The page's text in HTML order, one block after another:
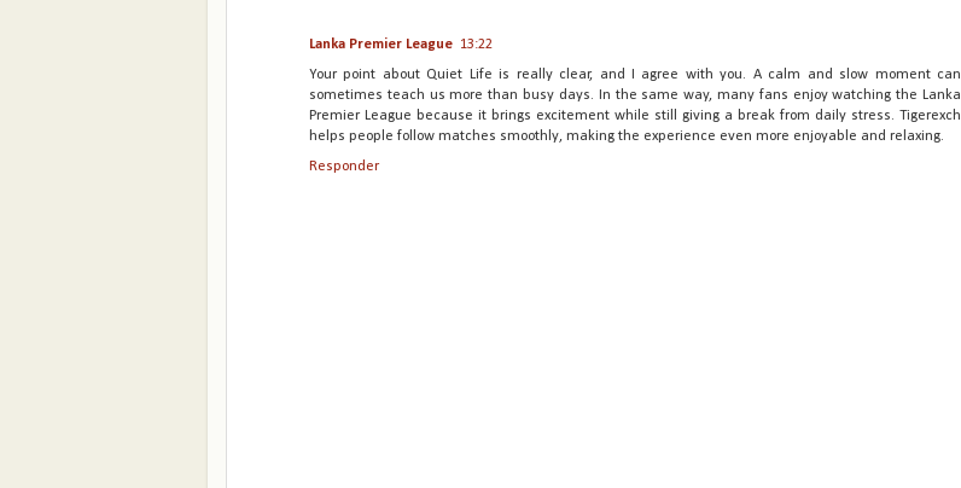
Lanka Premier League 13:22
Your point about Quiet Life is really clear, and I agree with you. A calm and slow moment can
sometimes teach us more than busy days. In the same way, many fans enjoy watching the Lanka
Premier League because it brings excitement while still giving a break from daily stress. Tigerexch
helps people follow matches smoothly, making the experience even more enjoyable and relaxing.
Responder